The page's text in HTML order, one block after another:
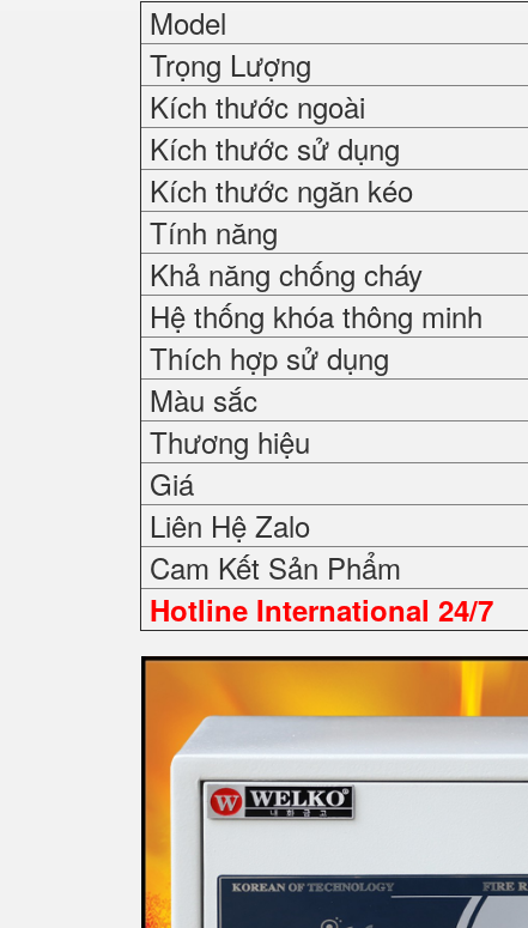
Model
Trọng Lượng
Kích thước ngoài
Kích thước sử dụng
Kích thước ngăn kéo
Tính năng
Khả năng chống cháy
Hệ thống khóa thông minh
Thích hợp sử dụng
Màu sắc
Thương hiệu
Giá
Liên Hệ Zalo
Cam Kết Sản Phẩm
Hotline International 24/7